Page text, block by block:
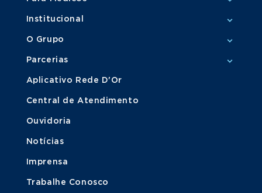
Institucional
O Grupo
Parcerias
Aplicativo Rede D'Or
Central de Atendimento
Ouvidoria
Notícias
Imprensa
Trabalhe Conosco